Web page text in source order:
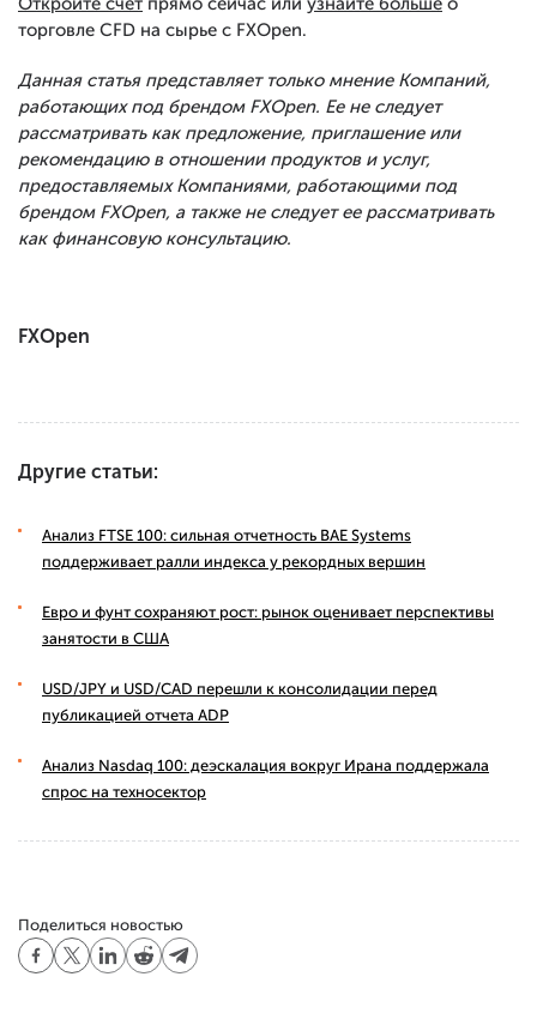
торговле CFD на сырье с FXOpen.
Данная статья представляет только мнение Компаний,
работающих под брендом FXOpen. Ее не следует
рассматривать как предложение, приглашение или
рекомендацию в отношении продуктов и услуг,
предоставляемых Компаниями, работающими под
брендом FXOpen, а также не следует ее рассматривать
как финансовую консультацию.
FXOpen
Другие статьи:
Анализ FTSE 100: сильная отчетность BAE Systems
поддерживает ралли индекса у рекордных вершин
Евро и фунт сохраняют рост: рынок оценивает перспективы
занятости в США
USD/JPY и USD/CAD перешли к консолидации перед
публикацией отчета ADP
Анализ Nasdaq 100: деэскалация вокруг Ирана поддержала
спрос на техносектор
Поделиться новостью